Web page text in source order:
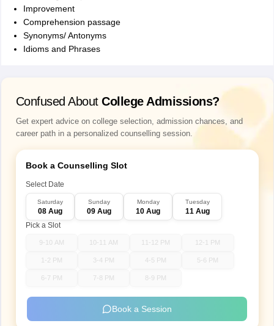
Improvement
Comprehension passage
Synonyms/ Antonyms
Idioms and Phrases
Confused About College Admissions?
Get expert advice on college selection, admission chances, and
career path in a personalized counselling session.
Book a Counselling Slot
Select Date
Saturday
08 Aug
Sunday
09 Aug
Monday
10 Aug
Tuesday
11 Aug
Pick a Slot
9-10 AM 10-11 AM 11-12 PM 12-1 PM
1-2 PM 3-4 PM 4-5 PM 5-6 PM
6-7 PM 7-8 PM 8-9 PM
Book a Session